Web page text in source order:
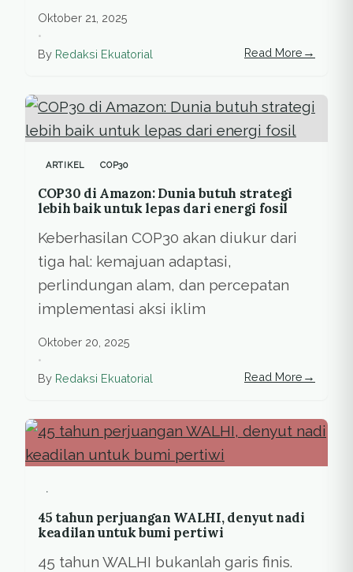
Oktober 21, 2025
•
By Redaksi Ekuatorial Read More →
ARTIKEL COP30
COP30 di Amazon: Dunia butuh strategi
lebih baik untuk lepas dari energi fosil
Keberhasilan COP30 akan diukur dari
tiga hal: kemajuan adaptasi,
perlindungan alam, dan percepatan
implementasi aksi iklim
Oktober 20, 2025
•
By Redaksi Ekuatorial Read More →
.
45 tahun perjuangan WALHI, denyut nadi
keadilan untuk bumi pertiwi
45 tahun WALHI bukanlah garis finis.